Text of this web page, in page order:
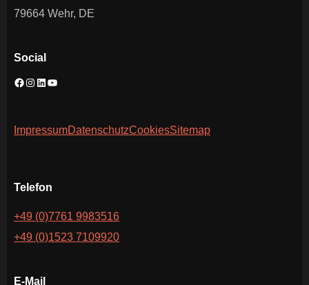
79664 Wehr, DE
Social
ImpressumDatenschutzCookiesSitemap
Telefon
+49 (0)7761 9983516
+49 (0)1523 7109920
E-Mail